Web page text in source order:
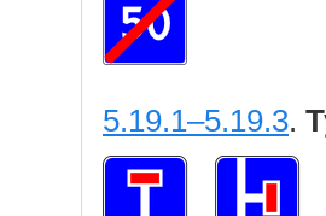
5.19.1–5.19.3.